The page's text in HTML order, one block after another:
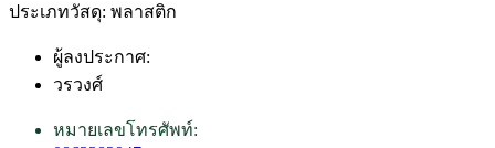
ประเภทวัสดุ: พลาสติก
ผู้ลงประกาศ:
วรวงศ์
หมายเลขโทรศัพท์: